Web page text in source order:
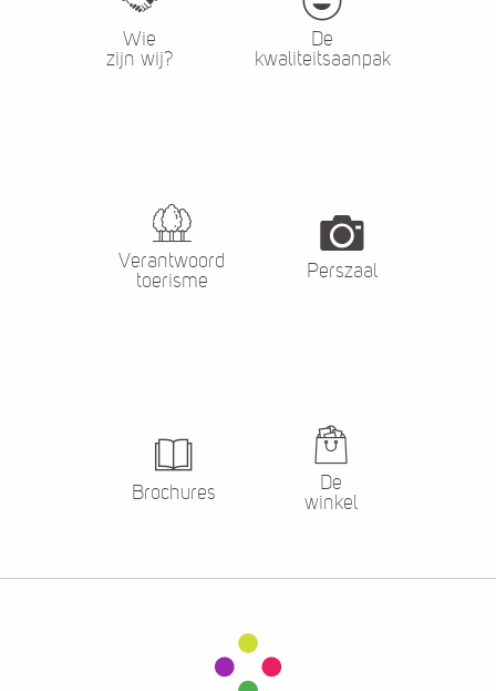
Wie
zijn wij?
De
kwaliteitsaanpak
Verantwoord
toerisme
Perszaal
Brochures
De
winkel